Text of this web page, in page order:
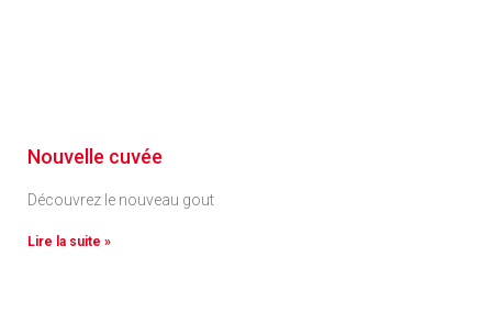
Nouvelle cuvée
Découvrez le nouveau gout
Lire la suite »